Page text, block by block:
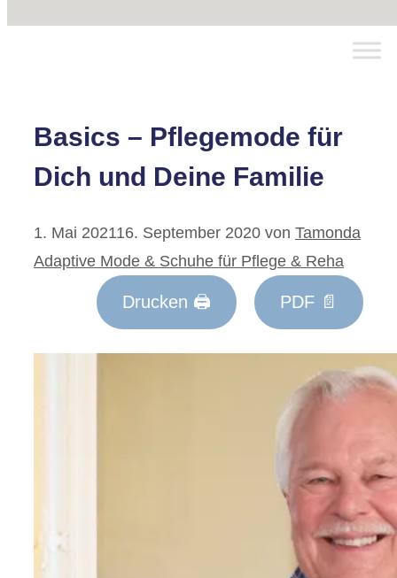
Basics – Pflegemode für
Dich und Deine Familie
1. Mai 202116. September 2020 von Tamonda
Adaptive Mode & Schuhe für Pflege & Reha
Drucken 🖨 PDF 📄